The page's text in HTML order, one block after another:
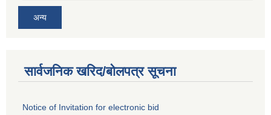
अन्य
सार्वजनिक खरिद/बोलपत्र सूचना
Notice of Invitation for electronic bid